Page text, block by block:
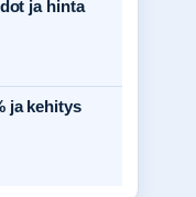
ja hinta
ja kehitys